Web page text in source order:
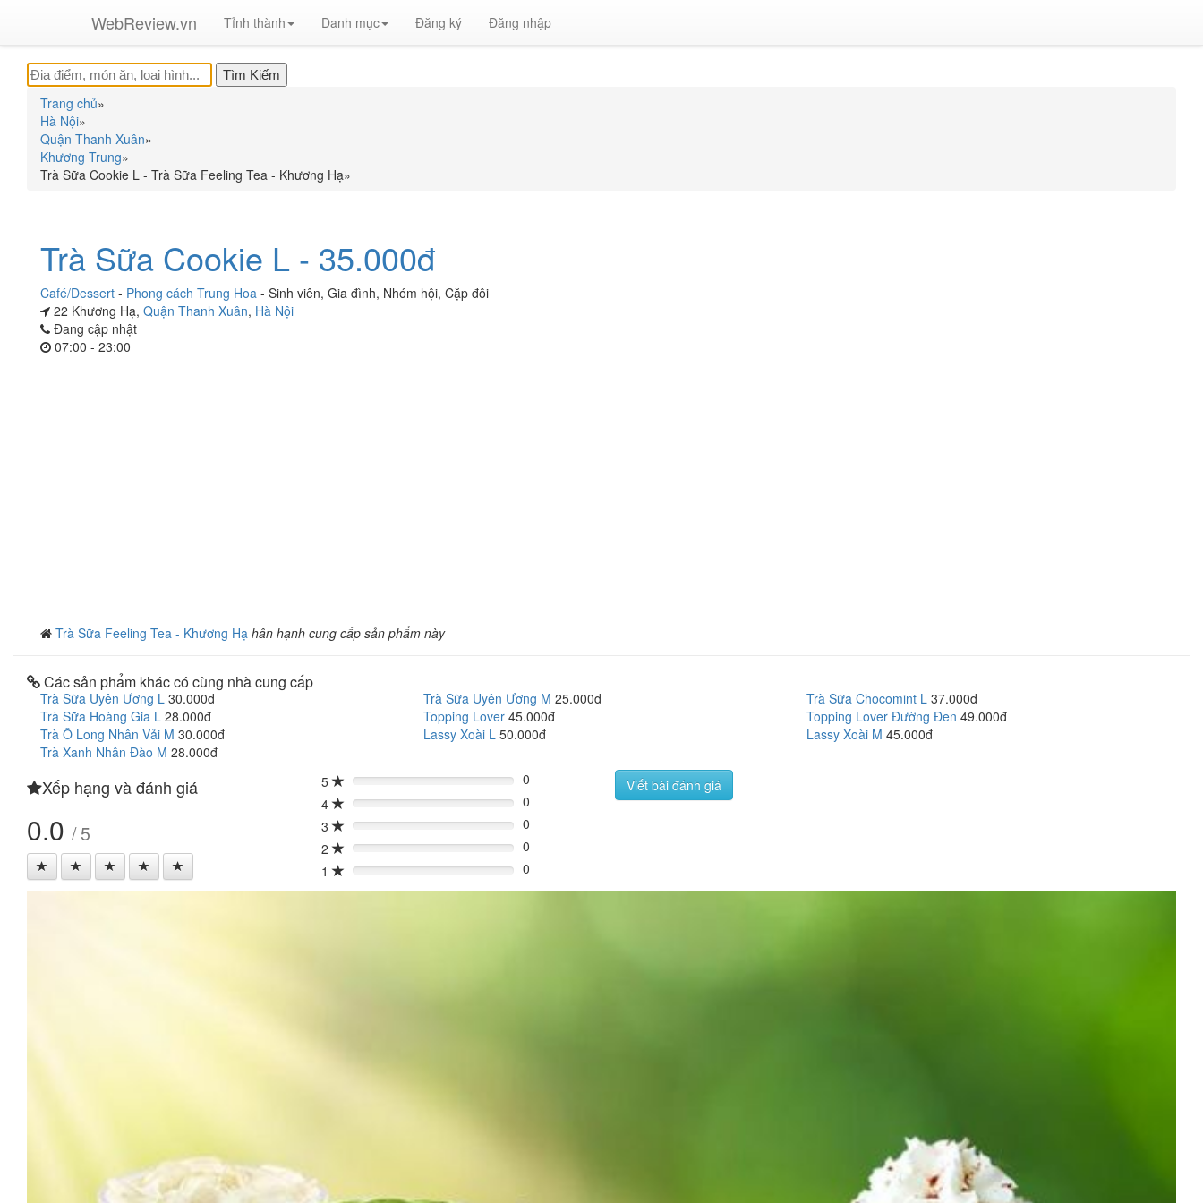
WebReview.vn Tỉnh thành Danh mục Đăng ký Đăng nhập
Trang chủ»
Hà Nội»
Quận Thanh Xuân»
Khương Trung»
Trà Sữa Cookie L - Trà Sữa Feeling Tea - Khương Hạ»
Trà Sữa Cookie L - 35.000đ
Café/Dessert - Phong cách Trung Hoa - Sinh viên, Gia đình, Nhóm hội, Cặp đôi
22 Khương Hạ, Quận Thanh Xuân, Hà Nội
Đang cập nhật
07:00 - 23:00
Trà Sữa Feeling Tea - Khương Hạ hân hạnh cung cấp sản phẩm này
Các sản phẩm khác có cùng nhà cung cấp
Trà Sữa Uyên Ương L 30.000đ Trà Sữa Uyên Ương M 25.000đ Trà Sữa Chocomint L 37.000đ
Trà Sữa Hoàng Gia L 28.000đ Topping Lover 45.000đ Topping Lover Đường Đen 49.000đ
Trà Ô Long Nhân Vải M 30.000đ Lassy Xoài L 50.000đ Lassy Xoài M 45.000đ
Trà Xanh Nhân Đào M 28.000đ
Xếp hạng và đánh giá
0.0 / 5
5 0%
0
4
0%
0
3
0%
0
2
0%
0
1
0% 0
Viết bài đánh giá